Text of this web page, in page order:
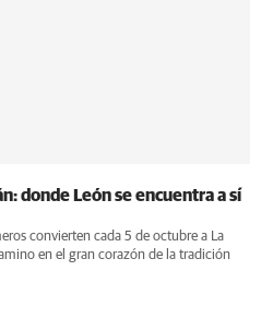
donde León se encuentra a sí
convierten cada 5 de octubre a La
en el gran corazón de la tradición